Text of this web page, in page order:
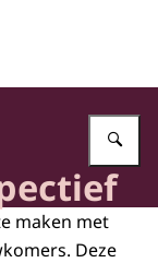
en
maken met
Deze